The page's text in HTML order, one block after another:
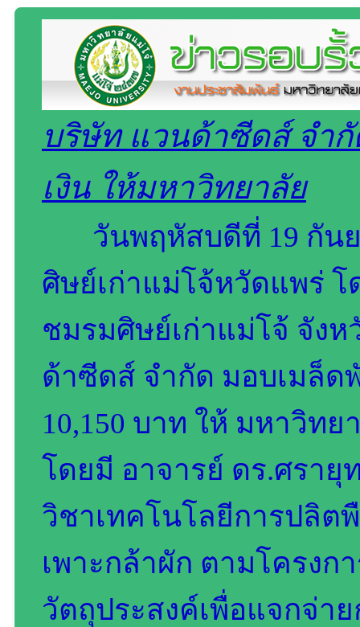
บริษัท แวนด้าซีดส์​ จำ
เงิน ให้มหาวิทยาลัย
วันพฤหัสบดีที่ 19 กัน
ศิษย์เก่าแม่โจ้หวัดแพร่​
ชมรมศิษย์เก่าแม่โจ้ จัง
ด้าซีดส์​ จำกัด มอบเมล็ด
10,150 บาท ให้​ มหาวิท
โดยมี อาจารย์ ดร.ศรายุ
วิชาเทคโนโลยีการปลิต
เพาะกล้าผัก​ ตามโครงก
วัตถุประสงค์เพื่อแจกจ่า